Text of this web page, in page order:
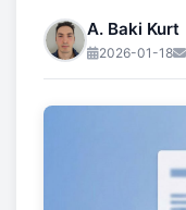
A. Baki Kurt
2026-01-18